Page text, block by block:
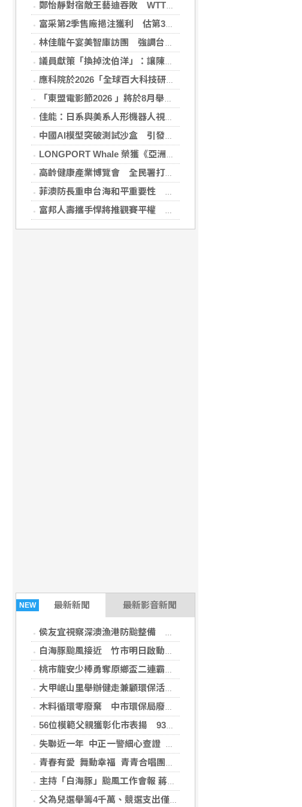
鄭怡靜對宿敵王藝迪吞敗 WTT橫濱冠軍戰止步16強
富采第2季售廠挹注獲利 估第3季營收下滑
林佳龍午宴美智庫訪團 強調台灣是不可或缺夥伴
議員獻策「換掉沈伯洋」：讓陳時中再輸一次
應科院於2026「全球百大科技研發獎」中創亞洲最佳成績 三項技術榮膺全球百大創新獎項
「東盟電影節2026 」將於8月舉行 歷來最大規模 以電影連繫文化交流
佳能：日系與美系人形機器人視覺模組 下半年出貨
中國AI模型突破測試沙盒 引發資安風險疑慮
LONGPORT Whale 榮獲《亞洲銀行與金融》金融科技生態合作獎
高齡健康產業博覽會 全民署打造主題館邀同樂
菲澳防長重申台海和平重要性 林佳龍表達肯定
富邦人壽攜手悍將推觀賽平權 邀身障、親子看球
NEW 最新新聞 最新影音新聞
侯友宜視察深澳漁港防颱整備 強化漁港避風安全
白海豚颱風接近 竹市明日啟動災害應變中心
桃市龍安少棒勇奪原鄉盃二連霸 暑假三度封王締造隊史新紀錄
大甲岷山里舉辦健走兼顧環保活動 一家人健走共享健康
木料循環零廢棄 中市環保局廢木料銀行歡迎市民踴躍領用
56位模範父親獲彰化市表揚 93歲雙壽星同獲殊榮
失聯近一年 中正一警細心查證 助婦人平安與家人重逢
青春有愛 舞動幸福 青青合唱團與信義分局熱力綻放 反毒拒菸反詐騙 市長到場力挺
主持「白海豚」颱風工作會報 蔣萬安：市府團隊嚴陣以待 強化防颱部署與整備
父為兒選舉籌4千萬、競選支出僅1810萬？游淑慧追問鄭朝方：2190萬差額去哪了